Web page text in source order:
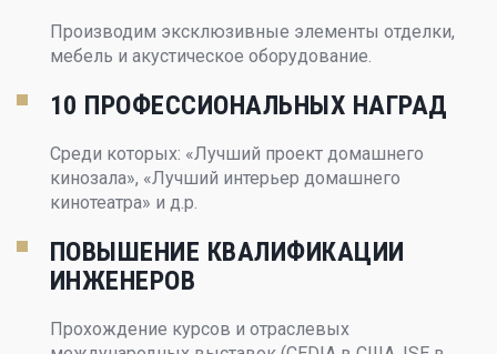
Производим эксклюзивные элементы отделки,
мебель и акустическое оборудование.
10 ПРОФЕССИОНАЛЬНЫХ НАГРАД
Среди которых: «Лучший проект домашнего
кинозала», «Лучший интерьер домашнего
кинотеатра» и д.р.
ПОВЫШЕНИЕ КВАЛИФИКАЦИИ
ИНЖЕНЕРОВ
Прохождение курсов и отраслевых